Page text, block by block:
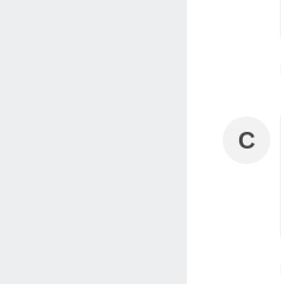
C